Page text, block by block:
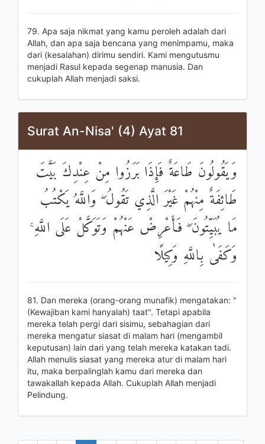
79. Apa saja nikmat yang kamu peroleh adalah dari
Allah, dan apa saja bencana yang menimpamu, maka
dari (kesalahan) dirimu sendiri. Kami mengutusmu
menjadi Rasul kepada segenap manusia. Dan
cukuplah Allah menjadi saksi.
Surat An-Nisa' (4) Ayat 81
وَيَقُولُونَ طَاعَةٌ فَإِذَا بَرَزُوا مِنْ عِنْدِكَ بَيَّتَ
طَائِفَةٌ مِنْهُمْ غَيْرَ الَّذِي تَقُولُ ۖ وَاللَّهُ يَكْتُبُ
مَا يُبَيِّتُونَ ۖ فَأَعْرِضْ عَنْهُمْ وَتَوَكَّلْ عَلَى اللَّهِ ۚ
وَكَفَىٰ بِاللَّهِ وَكِيلًا
81. Dan mereka (orang-orang munafik) mengatakan: "
(Kewajiban kami hanyalah) taat". Tetapi apabila
mereka telah pergi dari sisimu, sebahagian dari
mereka mengatur siasat di malam hari (mengambil
keputusan) lain dari yang telah mereka katakan tadi.
Allah menulis siasat yang mereka atur di malam hari
itu, maka berpalinglah kamu dari mereka dan
tawakallah kepada Allah. Cukuplah Allah menjadi
Pelindung.